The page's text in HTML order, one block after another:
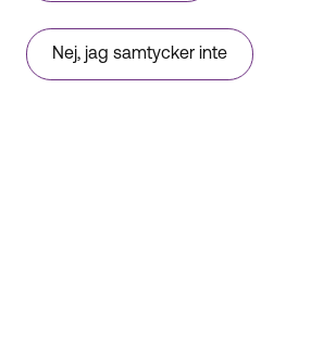
Nej, jag samtycker inte